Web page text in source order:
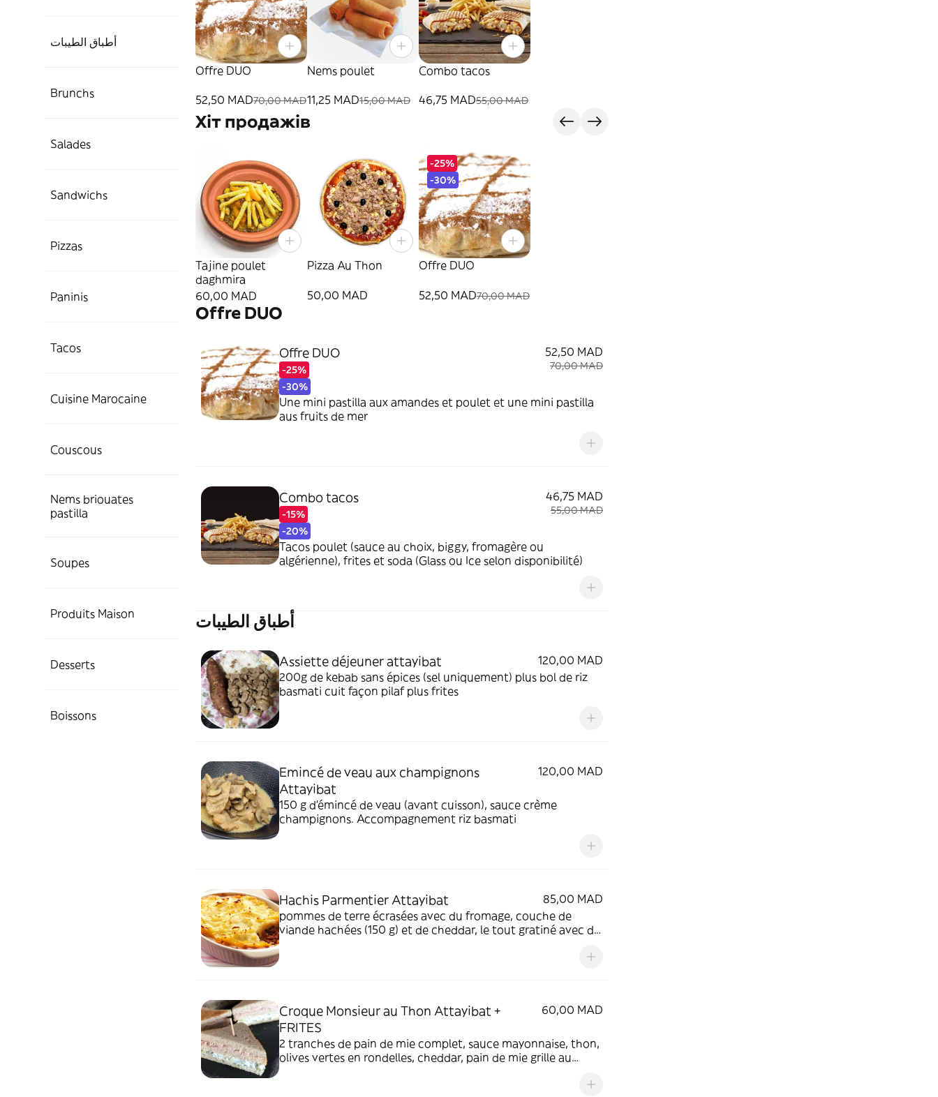
أطباق الطيبات
Brunchs
Salades
Sandwichs
Pizzas
Paninis
Tacos
Cuisine Marocaine
Couscous
Nems briouates
pastilla
Soupes
Produits Maison
Desserts
Boissons
Offre DUO
52,50 MAD70,00 MAD
Nems poulet
11,25 MAD15,00 MAD
Combo tacos
46,75 MAD55,00 MAD
Хіт продажів
Tajine poulet
daghmira
60,00 MAD
Pizza Au Thon
50,00 MAD
-25%
-30%
Offre DUO
52,50 MAD70,00 MAD
Offre DUO
Offre DUO
-25%
-30%
52,50 MAD
70,00 MAD
Une mini pastilla aux amandes et poulet et une mini pastilla
aus fruits de mer
Combo tacos
-15%
-20%
46,75 MAD
55,00 MAD
Tacos poulet (sauce au choix, biggy, fromagère ou
algérienne), frites et soda (Glass ou Ice selon disponibilité)
أطباق الطيبات
Assiette déjeuner attayibat
120,00 MAD
200g de kebab sans épices (sel uniquement) plus bol de riz
basmati cuit façon pilaf plus frites
Emincé de veau aux champignons
Attayibat
120,00 MAD
150 g d'émincé de veau (avant cuisson), sauce crème
champignons. Accompagnement riz basmati
Hachis Parmentier Attayibat
85,00 MAD
pommes de terre écrasées avec du fromage, couche de
viande hachées (150 g) et de cheddar, le tout gratiné avec du
Croque Monsieur au Thon Attayibat +
FRITES
60,00 MAD
2 tranches de pain de mie complet, sauce mayonnaise, thon,
olives vertes en rondelles, cheddar, pain de mie grille au